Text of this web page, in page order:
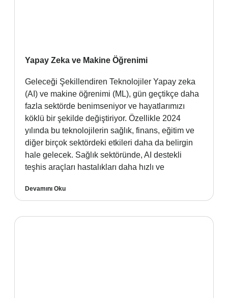
Yapay Zeka ve Makine Öğrenimi
Geleceği Şekillendiren Teknolojiler Yapay zeka
(AI) ve makine öğrenimi (ML), gün geçtikçe daha
fazla sektörde benimseniyor ve hayatlarımızı
köklü bir şekilde değiştiriyor. Özellikle 2024
yılında bu teknolojilerin sağlık, finans, eğitim ve
diğer birçok sektördeki etkileri daha da belirgin
hale gelecek. Sağlık sektöründe, AI destekli
teşhis araçları hastalıkları daha hızlı ve
Devamını Oku